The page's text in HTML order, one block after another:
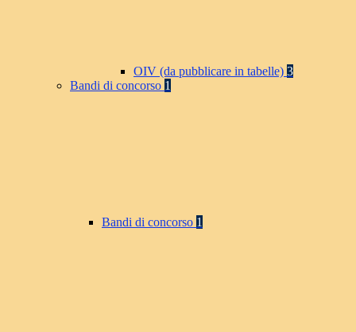
OIV (da pubblicare in tabelle) 3
Bandi di concorso 1
Bandi di concorso 1